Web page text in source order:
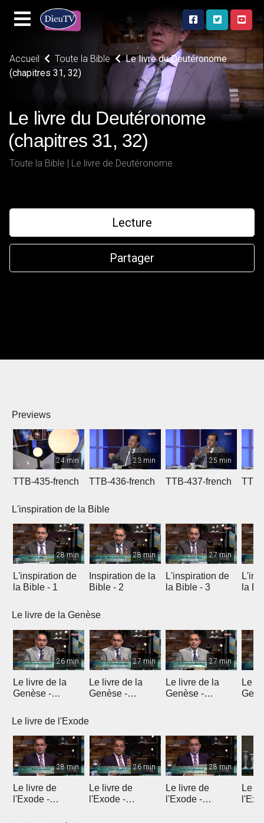
Accueil Toute la Bible
Le livre du Deutéronome
(chapitres 31, 32)
Le livre du Deutéronome
(chapitres 31, 32)
Toute la Bible | Le livre de Deutéronome
Lecture
Partager
Previews
24 min
TTB-435-french
23 min
TTB-436-french
25 min
TTB-437-french
L'inspiration de la Bible
28 min
L'inspiration de
la Bible - 1
28 min
Inspiration de la
Bible - 2
27 min
L'inspiration de
la Bible - 3
la
Le livre de la Genèse
26 min
Le livre de la
Genèse -
27 min
Le livre de la
Genèse -
27 min
Le livre de la
Genèse -
Le
Le livre de l'Exode
28 min
Le livre de
l'Exode -
26 min
Le livre de
l'Exode -
28 min
Le livre de
l'Exode -
Le